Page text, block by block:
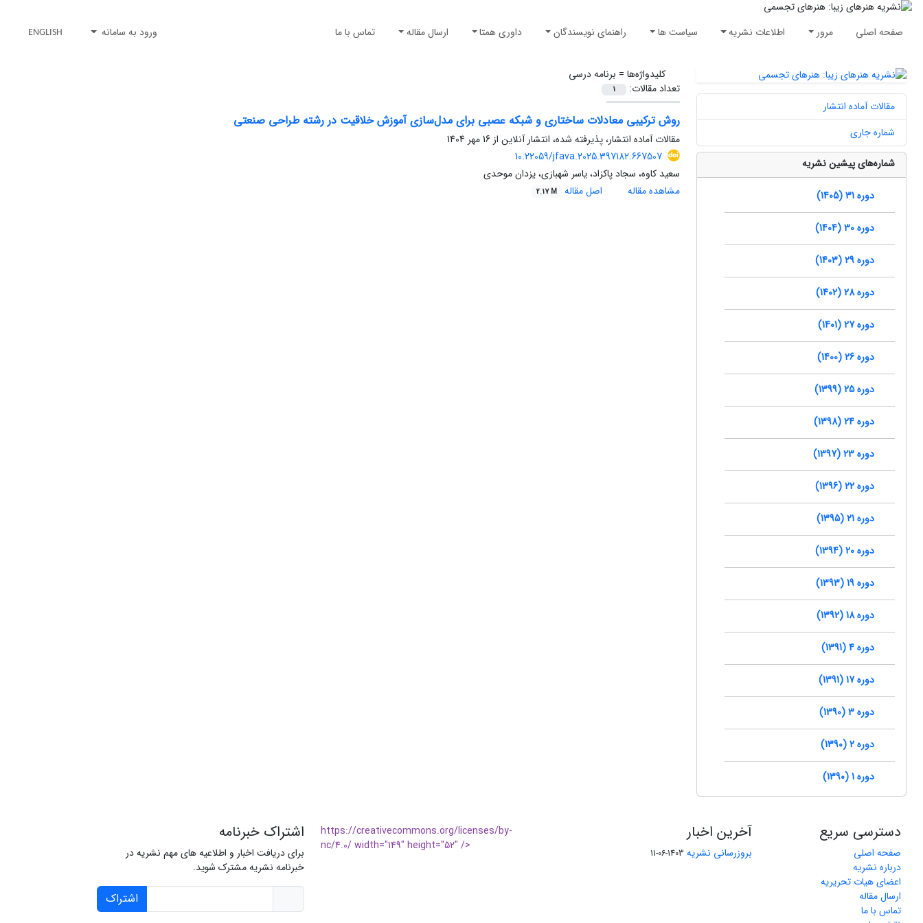
صفحه اصلی مرور اطلاعات نشریه سیاست ها راهنمای نویسندگان داوری همتا ارسال مقاله تماس با ما ورود به سامانه ENGLISH
کلیدواژه‌ها = برنامه درسی
تعداد مقالات:
1
روش ترکیبی معادلات ساختاری و شبکه عصبی برای مدل‌سازی آموزش خلاقیت در رشته طراحی صنعتی
مقالات آماده انتشار، پذیرفته شده، انتشار آنلاین از 16 مهر 1404
10.22059/jfava.2025.397182.667507
سعید کاوه، سجاد پاکزاد، یاسر شهبازی، یزدان موحدی
مشاهده مقاله
اصل مقاله 2.17 M
مقالات آماده انتشار
شماره جاری
شماره‌های پیشین نشریه
دوره 31 (1405)
دوره 30 (1404)
دوره 29 (1403)
دوره 28 (1402)
دوره 27 (1401)
دوره 26 (1400)
دوره 25 (1399)
دوره 24 (1398)
دوره 23 (1397)
دوره 22 (1396)
دوره 21 (1395)
دوره 20 (1394)
دوره 19 (1393)
دوره 18 (1392)
دوره 4 (1391)
دوره 17 (1391)
دوره 3 (1390)
دوره 2 (1390)
دوره 1 (1390)
دسترسی سریع
صفحه اصلی
درباره نشریه
اعضای هیات تحریریه
ارسال مقاله
تماس با ما
آخرین اخبار
بروزرسانی نشریه 1403-06-11
https://creativecommons.org/licenses/by-
nc/4.0/ width="149" height="52" />
اشتراک خبرنامه
برای دریافت اخبار و اطلاعیه های مهم نشریه در
خبرنامه نشریه مشترک شوید.
اشتراک